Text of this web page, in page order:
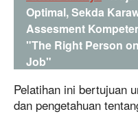
Optimal, Sekda
Assesment
"The Right Person
Job"
Pelatihan ini bertujuan
dan pengetahuan